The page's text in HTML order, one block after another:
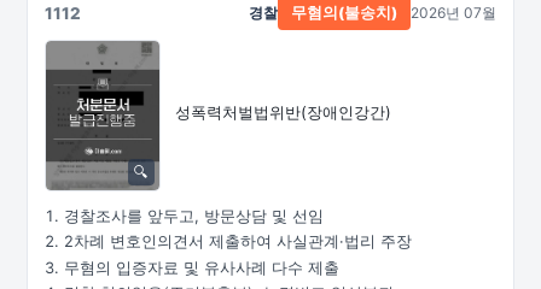
1112
성폭력처벌법위반(장애인강간)
경찰 무혐의(불송치) 2026년 07월
경찰조사를 앞두고, 방문상담 및 선임
2차례 변호인의견서 제출하여 사실관계·법리 주장
무혐의 입증자료 및 유사사례 다수 제출